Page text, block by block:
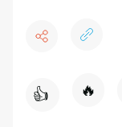
👍 🔥